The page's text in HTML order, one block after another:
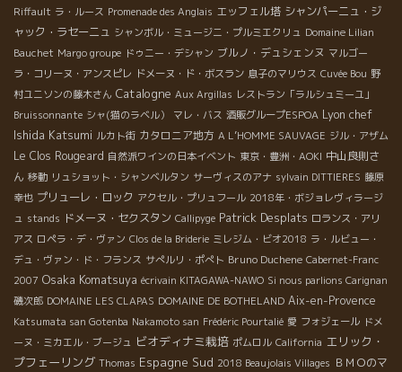
シラー100%だけれども、 ‐ マセラシオン・カルボニック（ブ
ドウを房ごと樽に入れて出来たブドウ・ジュース） ‐ 5日間マ
セラシオンしたシラー ‐ 2・3週間マセラシオンしたシラー の
ブレンドなのです。全てを樽内でアセンブラ―ジュして、3ヶ月間
熟して出来上がったものが、このスパイシーでコショウと赤フル
ーツの香りが漂る、フレッシュな赤。このワインは、今後が楽し
み。今より絶対美味しくなる！私も3本即購入しました！！
Cyclope ＊シクロップ2014 ≪シクロープス≫は、ギリシア神話
に登場する≪巨人≫。カリニャンはラングドックの代表的な品種。
その二つをひっかけて、『シクロープスのように偉大なカリニャ
ン』を表現したワイン。 4つの区画に植えてある、樹齢50歳の木
から収穫されたカリニャンをエグラパージュ、そして6ヶ月間の樽
熟成。 ガリッグや森の中にいるような香りに、濃厚なのにジュー
シーで爽やかな味わい。赤みのお肉を食べながら飲みたい！
Rhapsody ＊ラプソディー2013 ラプソディーのように、形にとら
われなく、とにかくフリーなワイン。それぞれが好きなようにこ
のキュベを感じて貰いたい気持ちから、≪ラプソディー≫の名前を
選びました。 カリニャン・ヴィエイユ・ヴィーニュ80% ＋ シ
ラー20% マセラシオン・カルボニックの後、1年間の樽熟成。 と
Riffault ラ・ルース Promenade des Anglais エッフェル塔 シャンパーニュ・ジ
ャック・ラセーニュ シャンボル・ミュージニ・プルミエクリュ Domaine Lilian
Bauchet Margo groupe ドゥニー・デシャン ブルノ・デュシェンヌ マルゴー
ラ・コリーヌ・アンスピレ ドメーヌ・ド・ボスラン 息子のマリウス Cuvée Bou 野
村ユニソンの藤木さん Catalogne Aux Argillas レストラン「ラルシュミーユ」
Bruissonnante シャ(猫のラベル） マレ・バス 酒販グループESPOA Lyon chef
Ishida Katsumi ルカト街 カタロニア地方 A L’HOMME SAUVAGE ジル・アザム
Le Clos Rougeard 自然派ワインの日本イベント 東京・豊洲・AOKI 中山良則さ
ん 移動 リュショット・シャンベルタン サーヴィスのアナ sylvain DITTIERES 藤原
幸也 プリューレ・ロック アクセル・プリュフール 2018年・ボジョレヴィラージ
ュ stands ドメーヌ・セクスタン Callipyge Patrick Desplats ロランス・アリ
アス ロペラ・デ・ヴァン Clos de la Briderie ミレジム・ビオ2018 ラ・ルビュー・
デュ・ヴァン・ド・フランス サぺルリ・ポぺト Bruno Duchene Cabernet-Franc
2007 Osaka Komatsuya écrivain KITAGAWA-NAWO Si nous parlions Carignan
磯次郎 DOMAINE LES CLAPAS DOMAINE DE BOTHELAND Aix-en-Provence
Katsumata san Gotenba Nakamoto san Frédéric Pourtalié 愛 フォジェール ドメ
ーヌ・ミカエル・ブージュ ビオディナミ栽培 ポムロル California エリック・
プフェーリング Thomas Espagne Sud 2018 Beaujolais Villages ＢＭＯのマ